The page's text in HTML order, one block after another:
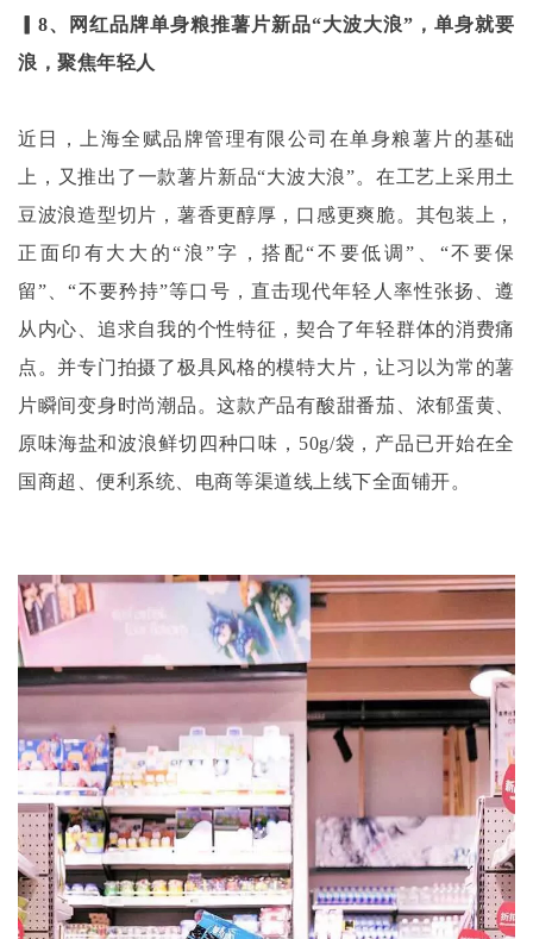
▎8、网红品牌单身粮推薯片新品“大波大浪”，单身就要
浪，聚焦年轻人
近日，上海全赋品牌管理有限公司在单身粮薯片的基础
上，又推出了一款薯片新品“大波大浪”。在工艺上采用土
豆波浪造型切片，薯香更醇厚，口感更爽脆。其包装上，
正面印有大大的“浪”字，搭配“不要低调”、“不要保
留”、“不要矜持”等口号，直击现代年轻人率性张扬、遵
从内心、追求自我的个性特征，契合了年轻群体的消费痛
点。并专门拍摄了极具风格的模特大片，让习以为常的薯
片瞬间变身时尚潮品。这款产品有酸甜番茄、浓郁蛋黄、
原味海盐和波浪鲜切四种口味，50g/袋，产品已开始在全
国商超、便利系统、电商等渠道线上线下全面铺开。